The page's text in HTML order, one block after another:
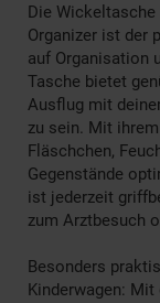
Die
Organizer ist der
auf Organisation
Tasche bietet
Ausflug mit
zu sein. Mit
Fläschchen,
Gegenstände
ist jederzeit
zum Arztbesuch
Besonders
Kinderwagen: